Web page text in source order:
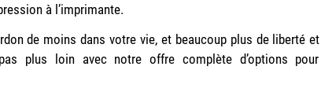
à l’imprimante.
de moins dans votre vie, et beaucoup plus de liberté
plus loin avec notre offre complète d’options